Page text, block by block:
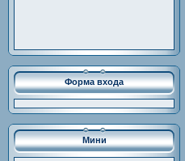
Форма входа
Мини